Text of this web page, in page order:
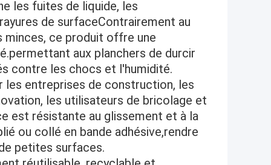
les fuites de liquide, les
de surfaceContrairement au
minces, ce produit offre une
aux planchers de durcir
contre les chocs et l'humidité.
les entreprises de construction, les
les utilisateurs de bricolage et
est résistante au glissement et à la
ou collé en bande adhésive,rendre
petites surfaces.